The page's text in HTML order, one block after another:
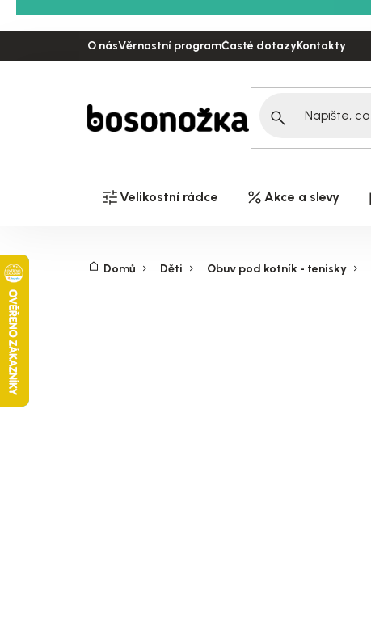
na
O násVěrnostní programČasté dotazyKontakty
Velikostní rádce Akce a slevy
Domů Děti Obuv pod kotník - tenisky